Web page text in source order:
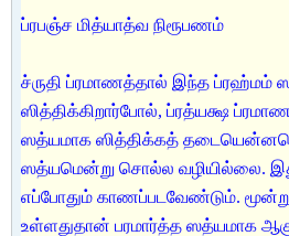
ப்ரபஞ்ச மித்யாத்வ நிரூபணம்
ச்ருதி ப்ரமாணத்தால் இந்த ப்ரஹ்மம்
ஸித்திக்கிறார்போல், ப்ரத்யக்ஷ
ஸத்யமாக ஸித்திக்கத்
ஸத்யமென்று சொல்ல வழியில்லை.
எப்போதும் காணப்படவேண்டும்.
உள்ளதுதான் பரமார்த்த ஸத்யமாக